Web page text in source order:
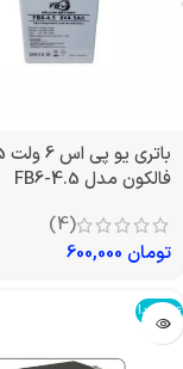
فالکون مدل FB6-4.5
(4)
تومان
تمام شد!